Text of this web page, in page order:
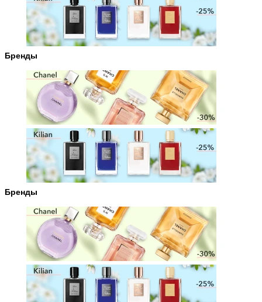
Бренды
Бренды